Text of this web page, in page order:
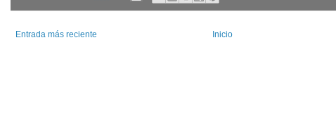
Entrada más reciente Inicio